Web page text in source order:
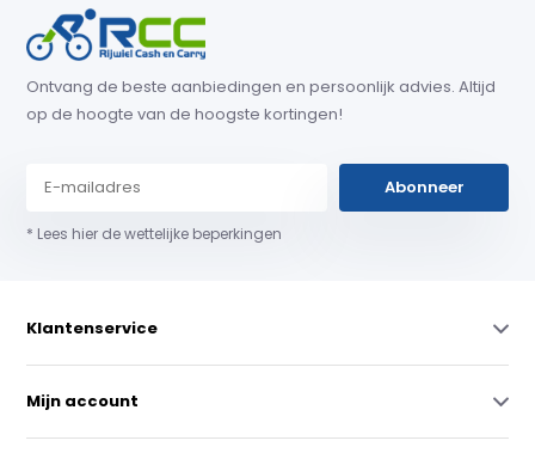
Ontvang de beste aanbiedingen en persoonlijk advies. Altijd
op de hoogte van de hoogste kortingen!
Abonneer
* Lees hier de wettelijke beperkingen
Klantenservice
Mijn account